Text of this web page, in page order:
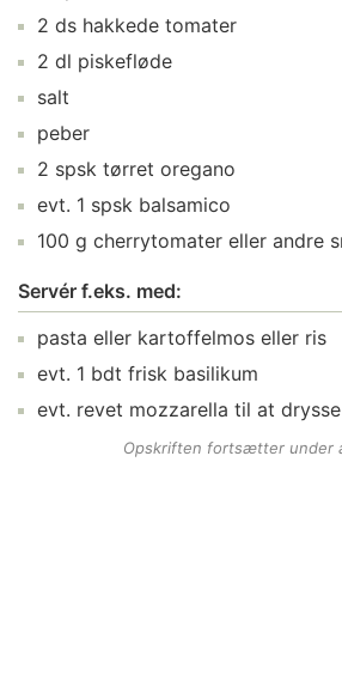
2 ds hakkede tomater
2 dl piskefløde
salt
peber
2 spsk tørret oregano
evt. 1 spsk balsamico
100 g cherrytomater eller andre
Servér f.eks. med:
pasta eller kartoffelmos eller ris
evt. 1 bdt frisk basilikum
evt. revet mozzarella til at
Opskriften fortsætter under